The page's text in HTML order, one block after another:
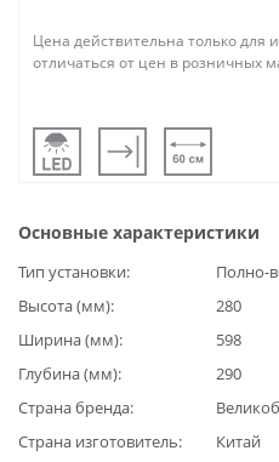
Цена действительна только для
отличаться от цен в розничных
Основные характеристики
Тип установки
Полно-
Высота (мм)
280
Ширина (мм)
598
Глубина (мм)
290
Страна бренда
Страна изготовитель
Китай